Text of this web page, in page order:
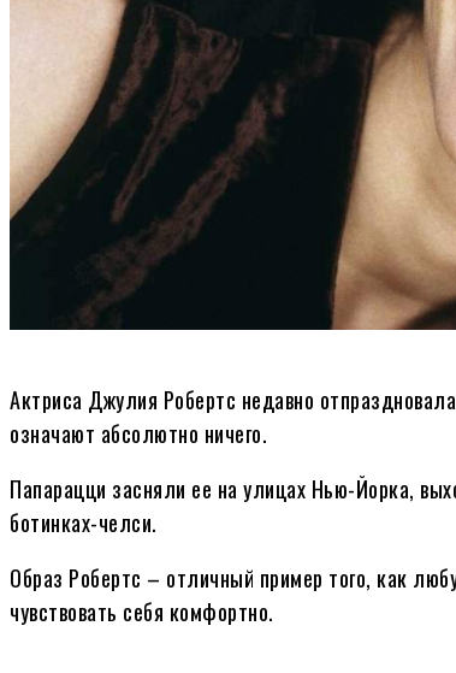
Актриса Джулия Робертс недавно
означают абсолютно ничего.
Папарацци засняли ее на улицах Нью-Йорка,
ботинках-челси.
Образ Робертс – отличный пример того, как
чувствовать себя комфортно.